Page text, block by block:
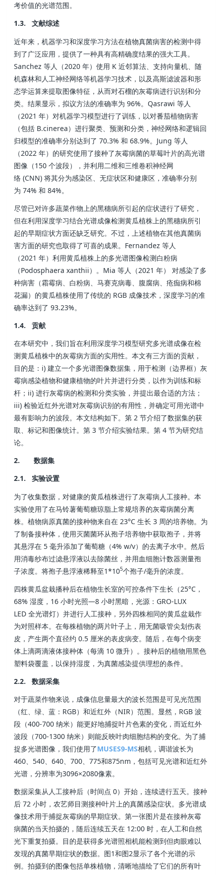
考价值的光谱范围。
1.3. 文献综述
近年来，机器学习和深度学习方法在植物真菌病害的检测中得
到了广泛应用，提供了一种具有高精确度结果的强大工具。
Sanchez 等人（2020 年）使用 K 近邻算法、支持向量机、随
机森林和人工神经网络等机器学习技术，以及高斯滤波器和形
态学运算来提取图像特征，从而对石榴的灰霉病进行识别和分
类。结果显示，拟议方法的准确率为 96%。Qasrawi 等人
（2021 年）对机器学习模型进行了训练，以对番茄植物病害
（包括 B.cinerea）进行聚类、预测和分类，神经网络和逻辑回
归模型的准确率分别达到了 70.3% 和 68.9%。Jung 等人
（2022 年）的研究使用了接种了灰霉病菌的草莓叶片的高光谱
图像（150 个波段），并利用二维和三维卷积神经网
络 (CNN) 将其分为感染区、无症状区和健康区，准确率分别
为 74% 和 84%。
尽管已对许多蔬菜作物上的黑穗病所引起的症状进行了研究，
但在利用深度学习结合光谱成像检测黄瓜植株上的黑穗病所引
起的早期症状方面还缺乏研究。不过，上述植物在其他真菌病
害方面的研究也取得了可喜的成果。Fernandez 等人
（2021 年）利用黄瓜植株上的多光谱图像检测白粉病
（Podosphaera xanthii）。Mia 等人（2021 年） 对感染了多
种病害（霜霉病、白粉病、马赛克病毒、腹腐病、疮痂病和棉
花漏）的黄瓜植株使用了传统的 RGB 成像技术，深度学习的准
确率达到了 93.23%。
1.4. 贡献
在本研究中，我们旨在利用深度学习模型研究多光谱成像在检
测黄瓜植株中的灰霉病方面的实用性。本文有三方面的贡献，
目的是：i) 建立一个多光谱图像数据集，用于检测（边界框）灰
霉病感染植物和健康植物的叶片并进行分类，以作为训练和标
杆；ii) 进行灰霉病的检测和分类实验，并提出最合适的方法；
iii) 检验近红外光谱对灰霉病识别的有用性，并确定可用光谱中
最有影响力的波段。本文结构如下。第 2 节介绍了数据集的获
取、标记和图像统计。第 3 节介绍实验结果。第 4 节为研究结
论。
2. 数据集
2.1. 实验设置
为了收集数据，对健康的黄瓜植株进行了灰霉病人工接种。本
实验使用了在马铃薯葡萄糖琼脂上常规培养的灰霉病菌分离
株。植物病原真菌的接种物来自在 23°C 生长 3 周的培养物。为
了制备接种体，使用灭菌菌环从孢子培养物中获取孢子，并将
其悬浮在 5 毫升添加了葡萄糖（4% w/v）的去离子水中。然后
用消毒纱布过滤悬浮液以去除菌丝，并用血细胞计数器测量孢
子浓度。将孢子悬浮液稀释至1*105个孢子/毫升的浓度。
四株黄瓜盆栽播种后在植物生长室的可控条件下生长（25°C，
68% 湿度，16 小时光照—8 小时黑暗，光源：GRO-LUX
LED 全光谱灯）并进行人工接种，另外四株相同的黄瓜盆栽作
为对照样本。在每株植物的两片叶子上，用无菌吸管尖划伤表
皮，产生两个直径约 0.5 厘米的表皮病变。随后，在每个病变
体上滴两滴液体接种体（每滴 10 微升）。接种后的植物用黑色
塑料袋覆盖，以保持湿度，为真菌感染提供理想的条件。
2.2. 数据采集
对于蔬菜作物来说，成像信息量最大的波长范围是可见光范围
（红、绿、蓝：RGB）和近红外（NIR）范围。显然，RGB 波
段（400-700 纳米）能更好地捕捉叶片色素的变化，而近红外
波段（700-1300 纳米）则能反映叶肉细胞结构的变化。为了捕
捉多光谱图像，我们使用了MUSES9-MS相机，调谐波长为
460、540、640、700、775和875nm，包括可见光谱和近红外
光谱，分辨率为3096×2080像素。
数据采集从人工接种后（时间点 0）开始，连续进行五天。接种
后 72 小时，农艺师目测接种叶片上的真菌感染症状。多光谱成
像技术用于捕捉灰霉病的早期症状。第一张图片是在接种灰霉
病菌的当天拍摄的，随后连续五天在 12:00 时，在人工和自然
光下重复拍摄。目的是获得多光谱照相机能检测到但肉眼难以
发现的真菌早期症状的数据。图1和图2显示了各个光谱的示
例。拍摄到的图像包括单株植物，清晰地描绘了它们的所有叶